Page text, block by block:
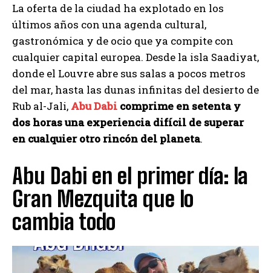
La oferta de la ciudad ha explotado en los
últimos años con una agenda cultural,
gastronómica y de ocio que ya compite con
cualquier capital europea. Desde la isla Saadiyat,
donde el Louvre abre sus salas a pocos metros
del mar, hasta las dunas infinitas del desierto de
Rub al-Jali, Abu Dabi comprime en setenta y
dos horas una experiencia difícil de superar
en cualquier otro rincón del planeta.
Abu Dabi en el primer día: la
Gran Mezquita que lo
cambia todo